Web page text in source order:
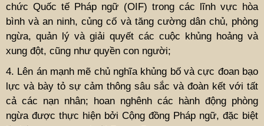
chức Quốc tế Pháp ngữ (OIF) trong các lĩnh vực hòa
bình và an ninh, củng cố và tăng cường dân chủ, phòng
ngừa, quản lý và giải quyết các cuộc khủng hoảng và
xung đột, cũng như quyền con người;
4. Lên án mạnh mẽ chủ nghĩa khủng bố và cực đoan bạo
lực và bày tỏ sự cảm thông sâu sắc và đoàn kết với tất
cả các nạn nhân; hoan nghênh các hành động phòng
ngừa được thực hiện bởi Cộng đồng Pháp ngữ, đặc biệt